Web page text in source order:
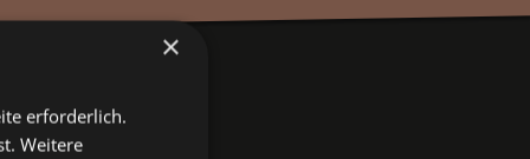
×
erforderlich.
Weitere